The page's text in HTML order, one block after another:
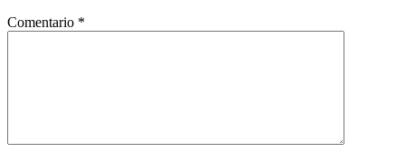
Comentario *